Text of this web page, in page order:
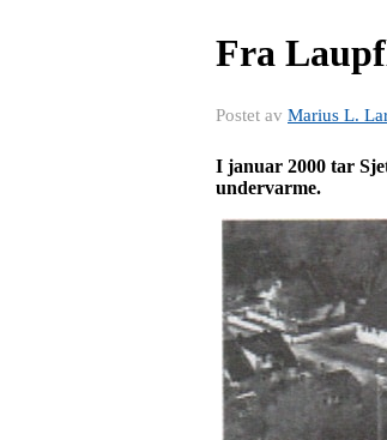
Fra
Postet av Marius L.
I januar 2000 tar
undervarme.